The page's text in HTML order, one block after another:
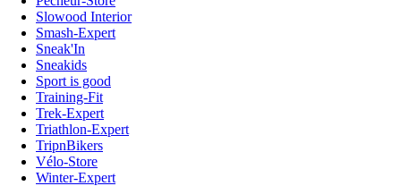
Slowood Interior
Smash-Expert
Sneak'In
Sneakids
Sport is good
Training-Fit
Trek-Expert
Triathlon-Expert
TripnBikers
Vélo-Store
Winter-Expert